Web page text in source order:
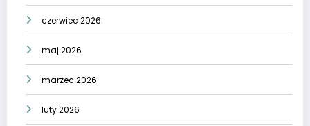
czerwiec 2026
maj 2026
marzec 2026
luty 2026